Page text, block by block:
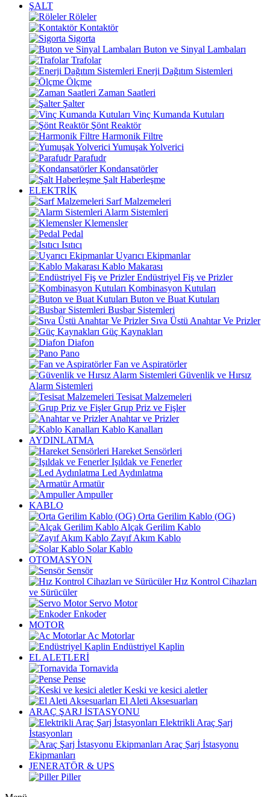
ŞALT
Röleler
Kontaktör
Sigorta
Buton ve Sinyal Lambaları
Trafolar
Enerji Dağıtım Sistemleri
Ölçme
Zaman Saatleri
Şalter
Vinç Kumanda Kutuları
Şönt Reaktör
Harmonik Filtre
Yumuşak Yolverici
Parafudr
Kondansatörler
Şalt Haberleşme
ELEKTRİK
Sarf Malzemeleri
Alarm Sistemleri
Klemensler
Pedal
Isıtıcı
Uyarıcı Ekipmanlar
Kablo Makarası
Endüstriyel Fiş ve Prizler
Kombinasyon Kutuları
Buton ve Buat Kutuları
Busbar Sistemleri
Sıva Üstü Anahtar Ve Prizler
Güç Kaynakları
Diafon
Pano
Fan ve Aspiratörler
Güvenlik ve Hırsız
Alarm Sistemleri
Tesisat Malzemeleri
Grup Priz ve Fişler
Anahtar ve Prizler
Kablo Kanalları
AYDINLATMA
Hareket Sensörleri
Işıldak ve Fenerler
Led Aydınlatma
Armatür
Ampuller
KABLO
Orta Gerilim Kablo (OG)
Alçak Gerilim Kablo
Zayıf Akım Kablo
Solar Kablo
OTOMASYON
Sensör
Hız Kontrol Cihazları
ve Sürücüler
Servo Motor
Enkoder
MOTOR
Ac Motorlar
Endüstriyel Kaplin
EL ALETLERİ
Tornavida
Pense
Keski ve kesici aletler
El Aleti Aksesuarları
ARAÇ ŞARJ İSTASYONU
Elektrikli Araç Şarj
İstasyonları
Araç Şarj İstasyonu
Ekipmanları
JENERATÖR & UPS
Piller